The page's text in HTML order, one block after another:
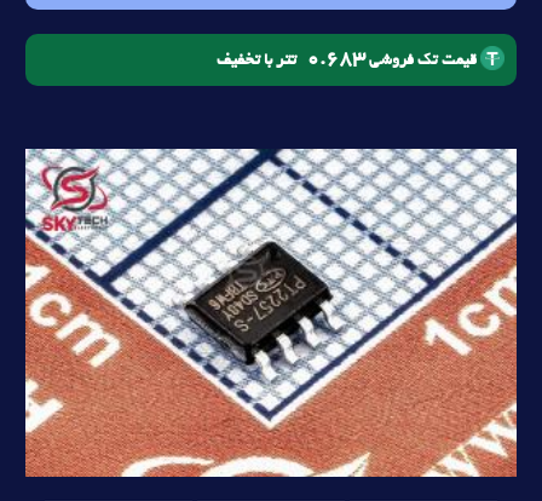
قیمت تک فروشی0.683 تتر با تخفیف